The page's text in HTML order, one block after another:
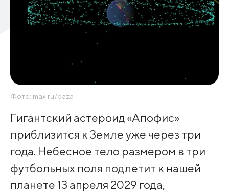
Фото: max.ru/baza
Гигантский астероид «Апофис»
приблизится к Земле уже через три
года. Небесное тело размером в три
футбольных поля подлетит к нашей
планете 13 апреля 2029 года,